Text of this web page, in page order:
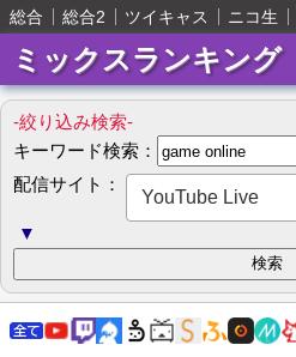
総合 総合2 ツイキャス ニコ生
ミックスランキング
-絞り込み検索-
キーワード検索：
配信サイト：
YouTube Live
▼